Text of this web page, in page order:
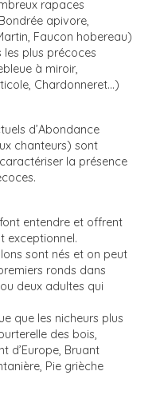
rapaces
apivore,
Faucon hobereau)
les plus précoces
à miroir,
Chardonneret…)
d’Abondance
chanteurs) sont
la présence
entendre et offrent
exceptionnel.
sont nés et on peut
ronds dans
deux adultes qui
que les nicheurs plus
des bois,
d’Europe, Bruant
Pie grièche